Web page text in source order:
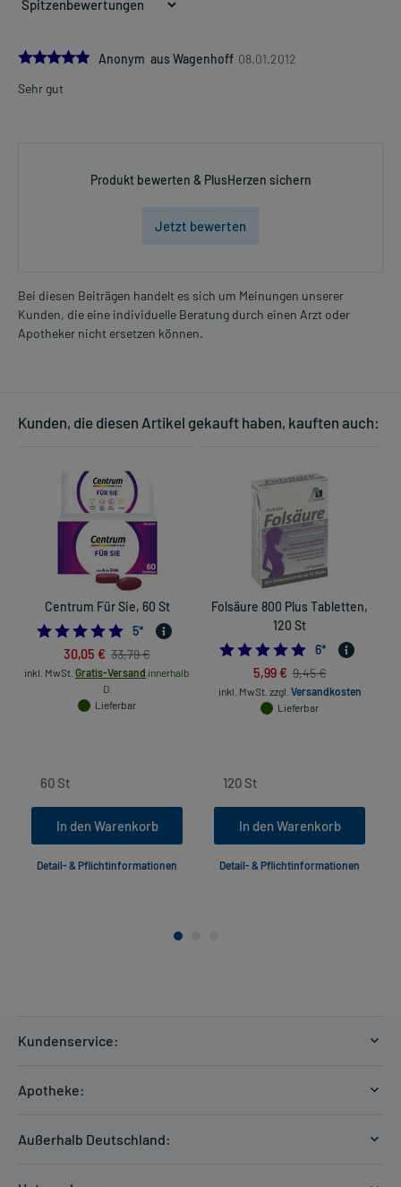
5.0Anonym aus Wagenhoff 08.01.2012
Sehr gut
Produkt bewerten & PlusHerzen sichern
Jetzt bewerten
Bei diesen Beiträgen handelt es sich um Meinungen unserer
Kunden, die eine individuelle Beratung durch einen Arzt oder
Apotheker nicht ersetzen können.
Kunden, die diesen Artikel gekauft haben, kauften auch:
Centrum Für Sie, 60 St
5.0
5*
30,05 € 33,79 €
inkl. MwSt. Gratis-Versand innerhalb
D.
Lieferbar
In den Warenkorb
Detail- & Pflichtinformationen
Folsäure 800 Plus Tabletten,
120 St
5.0
6*
5,99 € 9,45 €
inkl. MwSt. zzgl. Versandkosten
Lieferbar
In den Warenkorb
Detail- & Pflichtinformationen
Kundenservice:
Zahlungsarten
Apotheke:
Außerhalb Deutschland: